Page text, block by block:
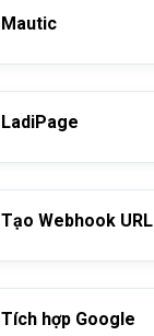
Mautic
LadiPage
Tạo Webhook URL
Tích hợp Google